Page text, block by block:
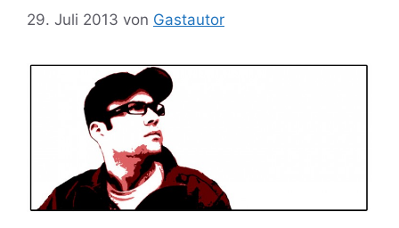
29. Juli 2013 von Gastautor